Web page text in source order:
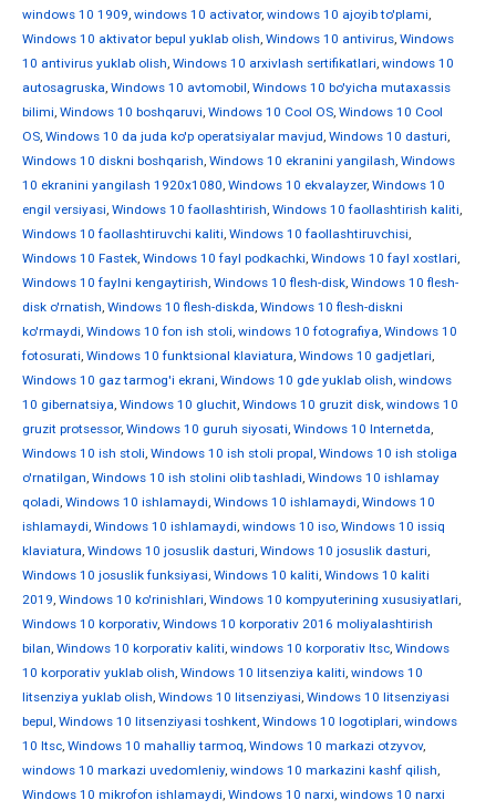
windows 10 1909, windows 10 activator, windows 10 ajoyib to'plami,
Windows 10 aktivator bepul yuklab olish, Windows 10 antivirus, Windows
10 antivirus yuklab olish, Windows 10 arxivlash sertifikatlari, windows 10
autosagruska, Windows 10 avtomobil, Windows 10 bo'yicha mutaxassis
bilimi, Windows 10 boshqaruvi, Windows 10 Cool OS, Windows 10 Cool
OS, Windows 10 da juda ko'p operatsiyalar mavjud, Windows 10 dasturi,
Windows 10 diskni boshqarish, Windows 10 ekranini yangilash, Windows
10 ekranini yangilash 1920x1080, Windows 10 ekvalayzer, Windows 10
engil versiyasi, Windows 10 faollashtirish, Windows 10 faollashtirish kaliti,
Windows 10 faollashtiruvchi kaliti, Windows 10 faollashtiruvchisi,
Windows 10 Fastek, Windows 10 fayl podkachki, Windows 10 fayl xostlari,
Windows 10 faylni kengaytirish, Windows 10 flesh-disk, Windows 10 flesh-
disk o'rnatish, Windows 10 flesh-diskda, Windows 10 flesh-diskni
ko'rmaydi, Windows 10 fon ish stoli, windows 10 fotografiya, Windows 10
fotosurati, Windows 10 funktsional klaviatura, Windows 10 gadjetlari,
Windows 10 gaz tarmog'i ekrani, Windows 10 gde yuklab olish, windows
10 gibernatsiya, Windows 10 gluchit, Windows 10 gruzit disk, windows 10
gruzit protsessor, Windows 10 guruh siyosati, Windows 10 Internetda,
Windows 10 ish stoli, Windows 10 ish stoli propal, Windows 10 ish stoliga
o'rnatilgan, Windows 10 ish stolini olib tashladi, Windows 10 ishlamay
qoladi, Windows 10 ishlamaydi, Windows 10 ishlamaydi, Windows 10
ishlamaydi, Windows 10 ishlamaydi, windows 10 iso, Windows 10 issiq
klaviatura, Windows 10 josuslik dasturi, Windows 10 josuslik dasturi,
Windows 10 josuslik funksiyasi, Windows 10 kaliti, Windows 10 kaliti
2019, Windows 10 ko'rinishlari, Windows 10 kompyuterining xususiyatlari,
Windows 10 korporativ, Windows 10 korporativ 2016 moliyalashtirish
bilan, Windows 10 korporativ kaliti, windows 10 korporativ ltsc, Windows
10 korporativ yuklab olish, Windows 10 litsenziya kaliti, windows 10
litsenziya yuklab olish, Windows 10 litsenziyasi, Windows 10 litsenziyasi
bepul, Windows 10 litsenziyasi toshkent, Windows 10 logotiplari, windows
10 ltsc, Windows 10 mahalliy tarmoq, Windows 10 markazi otzyvov,
windows 10 markazi uvedomleniy, windows 10 markazini kashf qilish,
Windows 10 mikrofon ishlamaydi, Windows 10 narxi, windows 10 narxi